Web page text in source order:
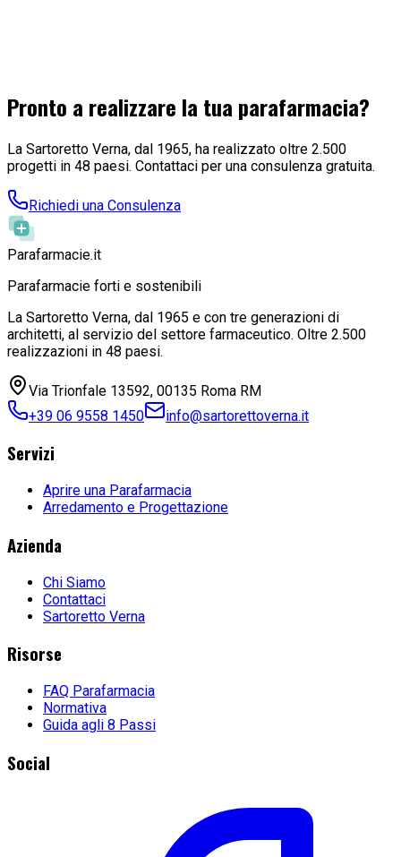
Leggi l'articolo
Pronto a realizzare la tua parafarmacia?
La Sartoretto Verna, dal 1965, ha realizzato oltre 2.500
progetti in 48 paesi. Contattaci per una consulenza gratuita.
Richiedi una Consulenza
Parafarmacie.it
Parafarmacie forti e sostenibili
La Sartoretto Verna, dal 1965 e con tre generazioni di
architetti, al servizio del settore farmaceutico. Oltre 2.500
realizzazioni in 48 paesi.
Via Trionfale 13592, 00135 Roma RM
+39 06 9558 1450
info@sartorettoverna.it
Servizi
Aprire una Parafarmacia
Arredamento e Progettazione
Azienda
Chi Siamo
Contattaci
Sartoretto Verna
Risorse
FAQ Parafarmacia
Normativa
Guida agli 8 Passi
Social